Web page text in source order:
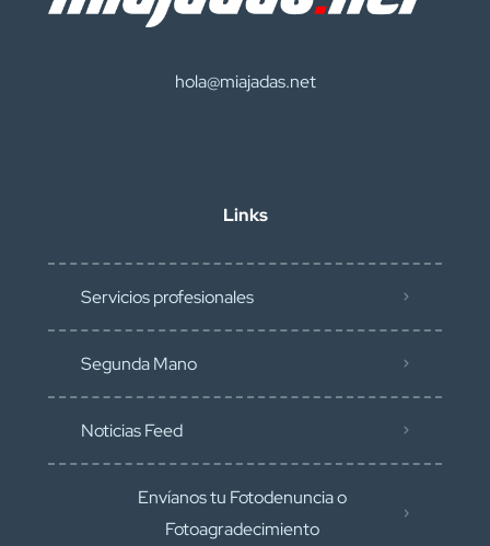
hola@miajadas.net
Links
Servicios profesionales
Segunda Mano
Noticias Feed
Envíanos tu Fotodenuncia o
Fotoagradecimiento